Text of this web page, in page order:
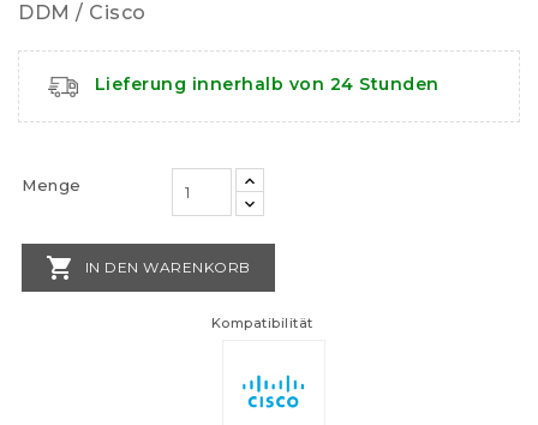
DDM / Cisco
Lieferung innerhalb von 24 Stunden
Menge
 IN DEN WARENKORB
Kompatibilität